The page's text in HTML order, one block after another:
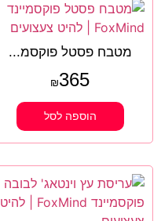
מטבח פסטל פוקסמ...
₪365
הוספה לסל